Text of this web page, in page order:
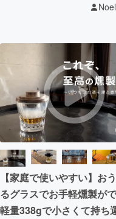
ジェク
アート・写真
テクノロジー
映像・映画
ビジネス・起
まちづくり・
【家庭で使いやすい】お
るグラスでお手軽燻製がで
軽量338gで小さくて持ち